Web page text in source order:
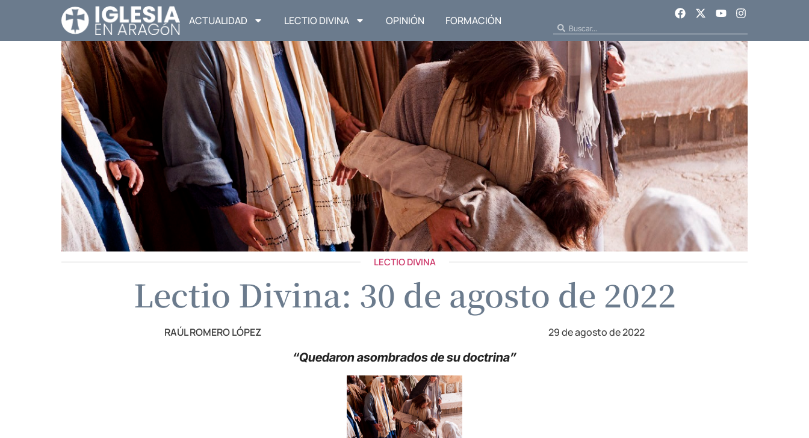
ACTUALIDAD LECTIO DIVINA OPINIÓN FORMACIÓN
LECTIO DIVINA
Lectio Divina: 30 de agosto de 2022
RAÚL ROMERO LÓPEZ 29 de agosto de 2022
“Quedaron asombrados de su doctrina”